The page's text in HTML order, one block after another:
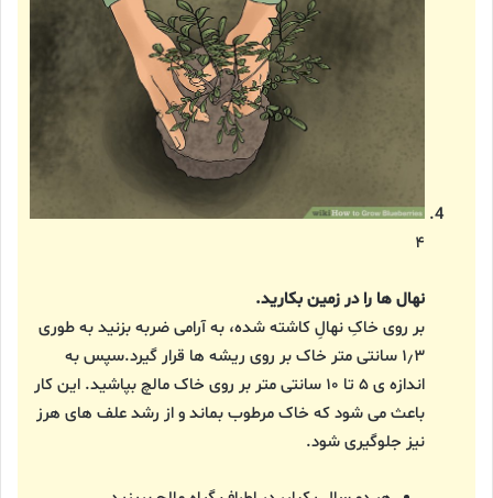
۴
نهال ها را در زمین بکارید.
بر روی خاکِ نهالِ کاشته شده، به آرامی ضربه بزنید به طوری
۱٫۳ سانتی متر خاک بر روی ریشه ها قرار گیرد.سپس به
اندازه ی ۵ تا ۱۰ سانتی متر بر روی خاک مالچ بپاشید. این کار
باعث می شود که خاک مرطوب بماند و از رشد علف های هرز
نیز جلوگیری شود.